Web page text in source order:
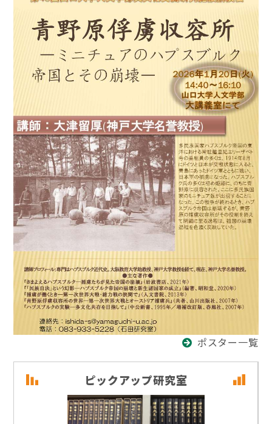
ポスター一覧
ピックアップ研究室